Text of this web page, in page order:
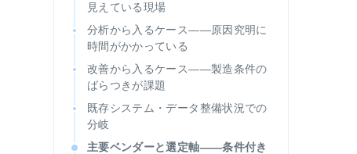
見えている現場
分析から入るケース——原因究明に
時間がかかっている
改善から入るケース——製造条件の
ばらつきが課題
既存システム・データ整備状況での
分岐
主要ベンダーと選定軸——条件付き